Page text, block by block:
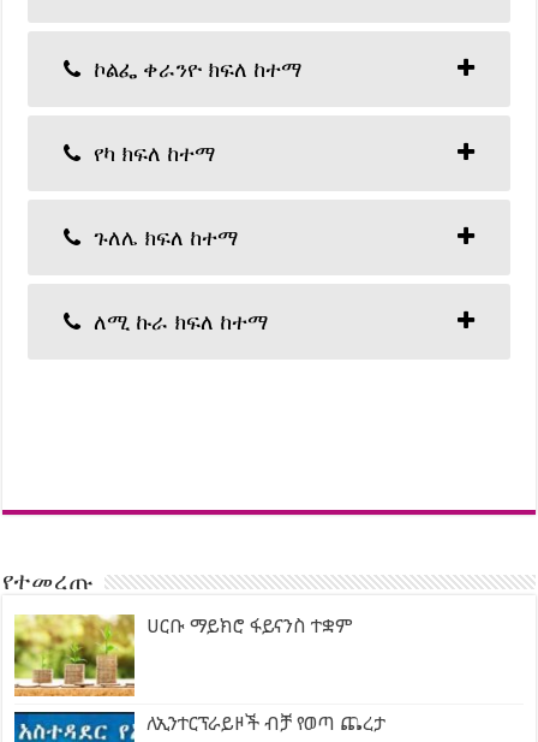
ኮልፌ ቀራንዮ ክፍለ ከተማ
የካ ክፍለ ከተማ
ጉለሌ ክፍለ ከተማ
ለሚ ኩራ ክፍለ ከተማ
የተመረጡ
ሀርቡ ማይክሮ ፋይናንስ ተቋም
ለኢንተርፕራይዞች ብቻ የወጣ ጨረታ